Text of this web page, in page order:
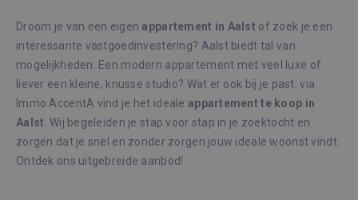
Droom je van een eigenappartement in Aalst of zoek je een
interessante vastgoedinvestering? Aalst biedt tal van
mogelijkheden. Een modern appartement met veel luxe of
liever een kleine, knusse studio? Wat er ook bij je past: via
Immo AccentA vind je het ideale appartement te koop in
Aalst . Wij begeleiden je stap voor stap in je zoektocht en
zorgen dat je snel en zonder zorgen jouw ideale woonst vindt.
Ontdek ons uitgebreide aanbod!